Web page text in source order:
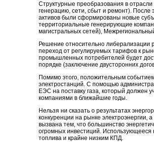
Структурные преобразования в
генерацию, сети, сбыт и ремонт). После
активов были сформированы новые
территориальные генерирующие
магистральных сетей),
Решение относительно либерализации
переход от регулируемых тарифов к
промышленных потребителей будет
порядке (заключение двусторонних
Помимо этого, положительным
электростанций. С помощью
ЕЭС на поставку газа, который должен
компаниями в ближайшие годы.
Нельзя ни сказать о результатах
конкуренции на рынке электроэнергии,
вызвана тем, что большинство
огромных инвестиций.
топлива и крайне низким КПД.